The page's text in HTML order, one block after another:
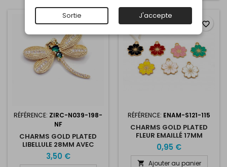
RÉFÉRENCE: ZIRC-N039-198-
NF
CHARMS GOLD PLATED
LIBELLULE 28MM AVEC
STRASS
3,50 €
favorite_border
RÉFÉRENCE: ENAM-S121-115
CHARMS GOLD PLATED
FLEUR EMAILLÉ 17MM
0,95 €
 Ajouter au panier
favorite_border
Sortie J'accepte